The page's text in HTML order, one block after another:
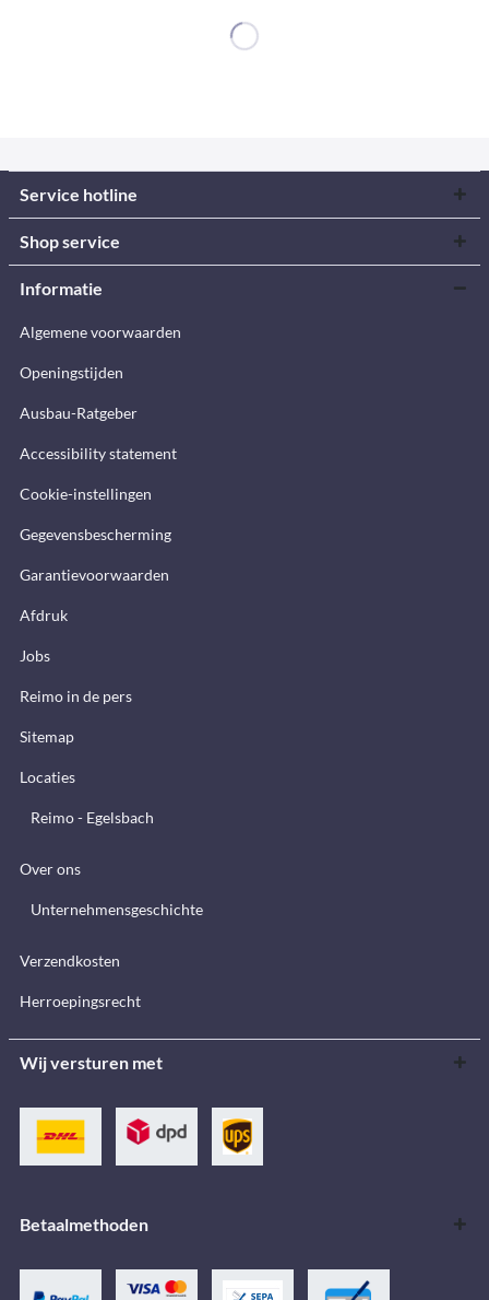
Service hotline
Shop service
Informatie
Algemene voorwaarden
Openingstijden
Ausbau-Ratgeber
Accessibility statement
Cookie-instellingen
Gegevensbescherming
Garantievoorwaarden
Afdruk
Jobs
Reimo in de pers
Sitemap
Locaties
Reimo - Egelsbach
Over ons
Unternehmensgeschichte
Verzendkosten
Herroepingsrecht
Wij versturen met
Betaalmethoden